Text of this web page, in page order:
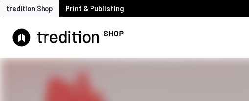
tredition Shop Print & Publishing